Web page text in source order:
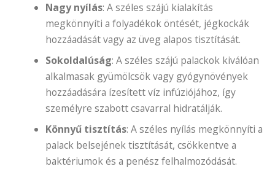
Nagy nyílás: A széles szájú kialakítás
megkönnyíti a folyadékok öntését, jégkockák
hozzáadását vagy az üveg alapos tisztítását.
Sokoldalúság: A széles szájú palackok kiválóan
alkalmasak gyümölcsök vagy gyógynövények
hozzáadására ízesített víz infúziójához, így
személyre szabott csavarral hidratálják.
Könnyű tisztítás: A széles nyílás megkönnyíti a
palack belsejének tisztítását, csökkentve a
baktériumok és a penész felhalmozódását.